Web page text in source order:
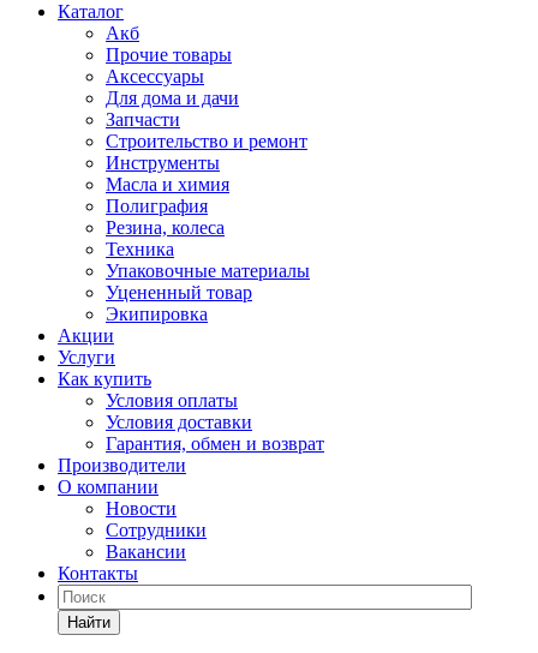
Каталог
Акб
Прочие товары
Аксессуары
Для дома и дачи
Запчасти
Строительство и ремонт
Инструменты
Масла и химия
Полиграфия
Резина, колеса
Техника
Упаковочные материалы
Уцененный товар
Экипировка
Акции
Услуги
Как купить
Условия оплаты
Условия доставки
Гарантия, обмен и возврат
Производители
О компании
Новости
Сотрудники
Вакансии
Контакты
Найти